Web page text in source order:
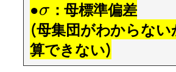
●σ ：母標準偏差
(母集団がわからない
算できない)